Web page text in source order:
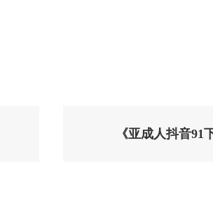
《亚成人抖音91